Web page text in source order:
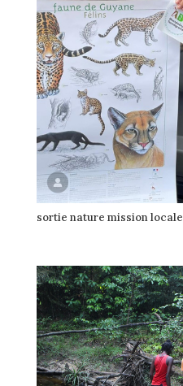
sortie nature mission locale